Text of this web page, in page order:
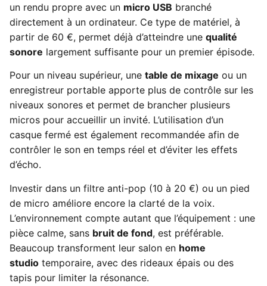
un rendu propre avec un micro USB branché
directement à un ordinateur. Ce type de matériel, à
partir de 60 €, permet déjà d’atteindre une qualité
sonore largement suffisante pour un premier épisode.
Pour un niveau supérieur, une table de mixage ou un
enregistreur portable apporte plus de contrôle sur les
niveaux sonores et permet de brancher plusieurs
micros pour accueillir un invité. L’utilisation d’un
casque fermé est également recommandée afin de
contrôler le son en temps réel et d’éviter les effets
d’écho.
Investir dans un filtre anti-pop (10 à 20 €) ou un pied
de micro améliore encore la clarté de la voix.
L’environnement compte autant que l’équipement : une
pièce calme, sans bruit de fond, est préférable.
Beaucoup transforment leur salon en home
studio temporaire, avec des rideaux épais ou des
tapis pour limiter la résonance.